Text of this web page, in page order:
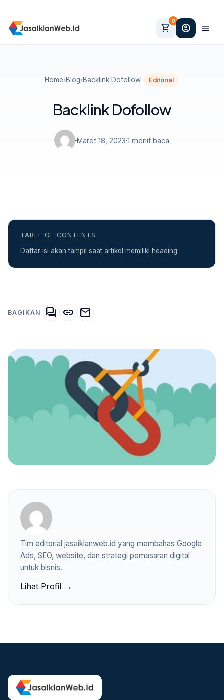
shopping_cart
0
account_circle menu
Home/Blog/Backlink Dofollow Editorial
Backlink Dofollow
Maret 18, 2023 1 menit baca
TABLE OF CONTENTS
Daftar isi akan tampil saat artikel memiliki heading.
BAGIKAN forum link mail
Tim editorial jasaiklanweb.id yang membahas Google
Ads, SEO, website, dan strategi pemasaran digital
untuk bisnis.
Lihat Profil →